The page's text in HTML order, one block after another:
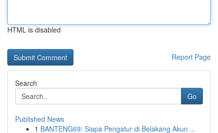
HTML is disabled
Report Page
Search
Go
Published News
1 BANTENG69: Siapa Pengatur di Belakang Akun ...